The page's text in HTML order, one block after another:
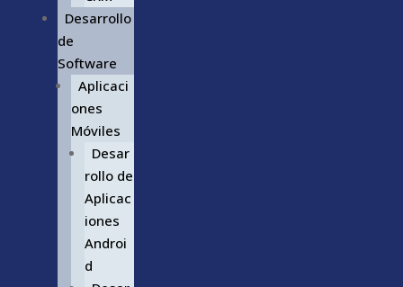
Desarrollo
de
Software
Aplicaci
ones
Móviles
Desar
rollo de
Aplicac
iones
Androi
d